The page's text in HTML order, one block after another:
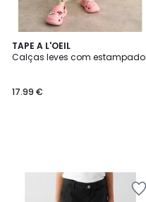
TAPE A L'OEIL
Calças leves com estampado
17.99 €